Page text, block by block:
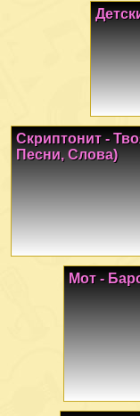
Скриптонит -
Песни, Слова)
Мот -